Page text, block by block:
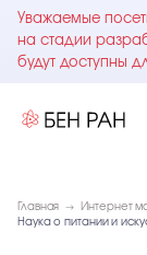
Уважаемые
на стадии
будут доступны
Главная Интернет
Наука о питании и